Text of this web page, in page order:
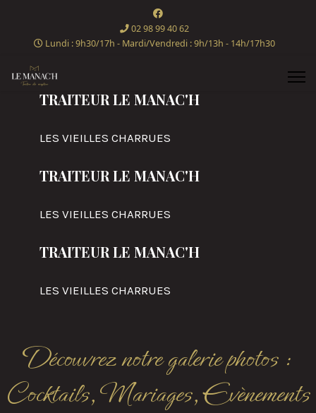
02 98 99 40 62
Lundi : 9h30/17h - Mardi/Vendredi : 9h/13h - 14h/17h30
TRAITEUR LE MANAC'H
LES VIEILLES CHARRUES
TRAITEUR LE MANAC'H
LES VIEILLES CHARRUES
TRAITEUR LE MANAC'H
LES VIEILLES CHARRUES
Découvrez notre galerie photos :
Cocktails, Mariages, Evènements